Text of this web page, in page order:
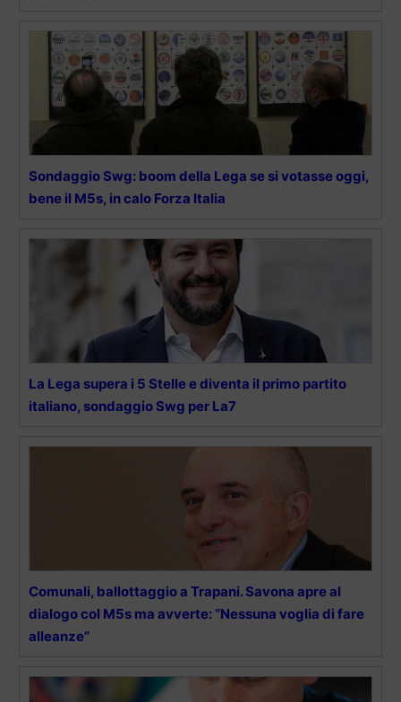
Sondaggio Swg: boom della Lega se si votasse oggi,
bene il M5s, in calo Forza Italia
La Lega supera i 5 Stelle e diventa il primo partito
italiano, sondaggio Swg per La7
Comunali, ballottaggio a Trapani. Savona apre al
dialogo col M5s ma avverte: “Nessuna voglia di fare
alleanze”